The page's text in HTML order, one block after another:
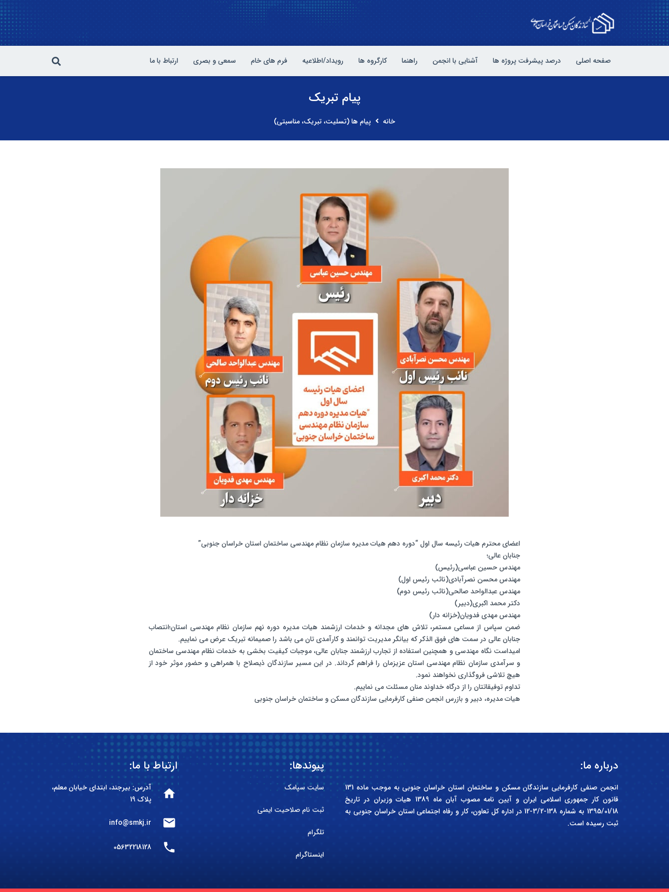
صفحه اصلی درصد پیشرفت پروژه ها آشنایی با انجمن راهنما کارگروه ها رویداد/اطلاعیه فرم های خام سمعی و بصری ارتباط با ما
پیام تبریک
خانه پیام ها (تسلیت، تبریک، مناسبتی)
اعضای محترم هیات رئیسه سال اول “دوره دهم هیات مدیره سازمان نظام مهندسی ساختمان استان خراسان جنوبی”
جنابان عالی؛
مهندس حسین عباسی(رئیس)
مهندس محسن نصرآبادی(نائب رئیس اول)
مهندس عبدالواحد صالحی(نائب رئیس دوم)
دکتر محمد اکبری(دبیر)
مهندس مهدی فدویان(خزانه دار)
ضمن سپاس از مساعی مستمر، تلاش های مجدانه و خدمات ارزشمند هیات مدیره دوره نهم سازمان نظام مهندسی استان؛انتصاب
جنابان عالی در سمت های فوق الذکر که بیانگر مدیریت توانمند و کارآمدی تان می باشد را صمیمانه تبریک عرض می نماییم.
امیداست نگاه مهندسی و همچنین استفاده‌ از تجارب ارزشمند جنابان عالی، موجبات کیفیت بخشی به خدمات نظام مهندسی ساختمان
و سرآمدی سازمان نظام مهندسی استان عزیزمان را فراهم گرداند. در این مسیر سازندگان ذیصلاح با همراهی و حضور موثر خود از
هیچ تلاشی فروگذاری نخواهند نمود.
تداوم توفیقاتتان را از درگاه خداوند منان مسئلت می نماییم.
هیات مدیره، دبیر و بازرس انجمن صنفی کارفرمایی سازندگان مسکن و ساختمان خراسان جنوبی
درباره ما:
انجمن صنفی کارفرمایی سازندگان مسکن و ساختمان استان خراسان جنوبی به موجب ماده 131
قانون کار جمهوری اسلامی ایران و آیین نامه مصوب آبان ماه 1389 هیات وزیران در تاریخ
1395/01/18 به شماره 138-3/2-12 در اداره کل تعاون، کار و رفاه اجتماعی استان خراسان جنوبی به
ثبت رسیده است.
پیوندها:
سایت سپامک
ثبت نام صلاحیت ایمنی
تلگرام
اینستاگرام
ارتباط با ما:
home
آدرس: بیرجند، ابتدای خیابان معلم،
پلاک 19
mail
info@smkj.ir
phone
05632218128